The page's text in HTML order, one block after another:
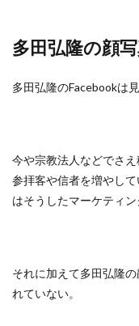
多田弘隆の顔
多田弘隆のFacebookは
今や宗教法人などでさえ
参拝客や信者を増やし
はそうしたマーケティン
それに加えて多田弘隆
れていない。